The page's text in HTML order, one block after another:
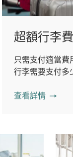
超額行李
只需支付適當費
行李需要支付多
查看詳情